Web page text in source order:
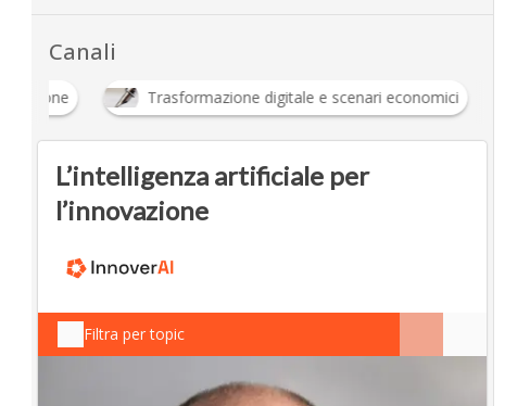
Canali
Innovazione Trasformazione digitale e scenari
L’intelligenza artificiale per
l’innovazione
Filtra per topic